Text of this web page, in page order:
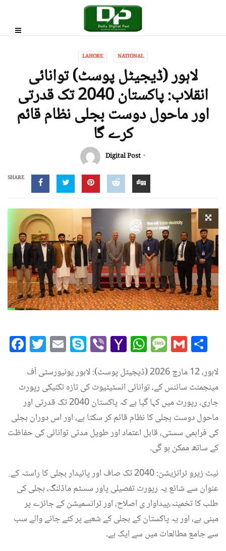
LAHORE NATIONAL
لاہور (ڈیجیٹل پوسٹ) توانائی
انقلاب: پاکستان 2040 تک قدرتی
اور ماحول دوست بجلی نظام قائم
کرے گا
Digital Post
SHARE
Facebook
Twitter
EmailSkype
ViberYahoo
Mail
لاہور، 12 مارچ 2026 (ڈیجیٹل پوسٹ): لاہور یونیورسٹی آف
مینجمنٹ سائنس کے، توانائی انسٹیٹیوٹ کی تازہ تکنیکی رپورٹ
جاری، رپورٹ میں کہا گیا ہے کہ پاکستان 2040 تک قدرتی اور
ماحول دوست بجلی کا نظام قائم کر سکتا ہے، اور اس دوران بجلی
کی فراہمی سستی، قابل اعتماد اور طویل مدتی توانائی کی حفاظت
کے ساتھ ممکن ہو گی۔
ِ نیٹ زیرو ٹرانزیشن: 2040 تک صاف اور پائیدار بجلی کا راستہ کے
عنوان سے شائع یہ رپورٹ تفصیلی پاور سسٹم ماڈلنگ، بجلی کی
طلب کا تخمینہ،پیداوار ی اصلاح، اور ٹرانسمیشن کے جائزے پر
مبنی ہے، اور یہ پاکستان کے بجلی کے شعبے پر کئے جانے والے سب
سے جامع مطالعات میں سے ایک ہے۔